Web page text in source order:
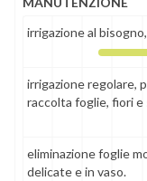
irrigazione al
irrigazione regolare,
raccolta foglie, fiori e
eliminazione foglie
delicate e in vaso.